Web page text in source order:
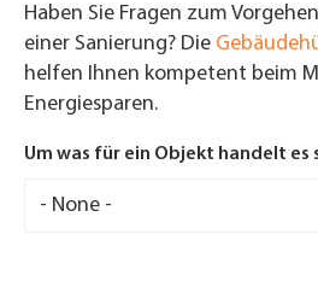
Haben Sie Fragen zum
einer Sanierung? Die
helfen Ihnen kompetent beim
Energiesparen.
Um was für ein Objekt handelt es